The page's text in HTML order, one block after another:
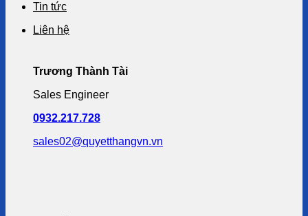
Tin tức
Liên hệ
Trương Thành Tài
Sales Engineer
0932.217.728
sales02@quyetthangvn.vn